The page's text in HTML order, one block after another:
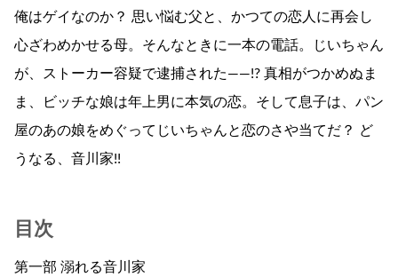
俺はゲイなのか？ 思い悩む父と、かつての恋人に再会し
心ざわめかせる母。そんなときに一本の電話。じいちゃん
が、ストーカー容疑で逮捕された――!? 真相がつかめぬま
ま、ビッチな娘は年上男に本気の恋。そして息子は、パン
屋のあの娘をめぐってじいちゃんと恋のさや当てだ？ ど
うなる、音川家!!
目次
第一部 溺れる音川家